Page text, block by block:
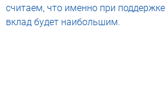
считаем, что именно при
вклад будет наибольшим.